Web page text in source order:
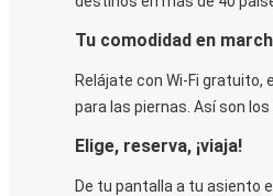
Tu comodidad en
Relájate con Wi-Fi
para las piernas. Así son
Elige, reserva, ¡viaja!
De tu pantalla a tu asiento